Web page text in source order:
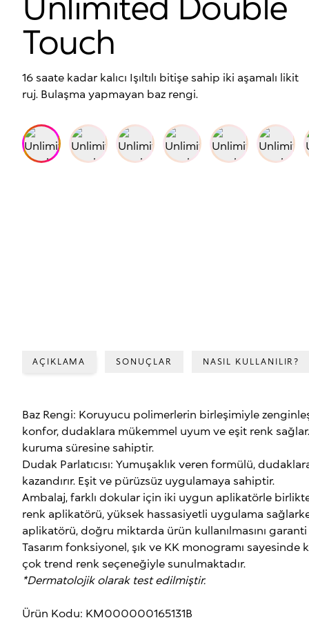
Touch
16 saate kadar kalıcı Işıltılı bitişe sahip iki aşamalı likit
ruj. Bulaşma yapmayan baz rengi.
AÇIKLAMA SONUÇLAR NASIL KULLANILIR?
Baz Rengi: Koruyucu polimerlerin birleşimiyle
konfor, dudaklara mükemmel uyum ve eşit renk sağlar.
kuruma süresine sahiptir.
Dudak Parlatıcısı: Yumuşaklık veren formülü,
kazandırır. Eşit ve pürüzsüz uygulamaya sahiptir.
Ambalaj, farklı dokular için iki uygun aplikatörle
renk aplikatörü, yüksek hassasiyetli uygulama
aplikatörü, doğru miktarda ürün kullanılmasını garanti
Tasarım fonksiyonel, şık ve KK monogramı sayesinde
çok trend renk seçeneğiyle sunulmaktadır.
*Dermatolojik olarak test edilmiştir.
Ürün Kodu: KM000000165131B